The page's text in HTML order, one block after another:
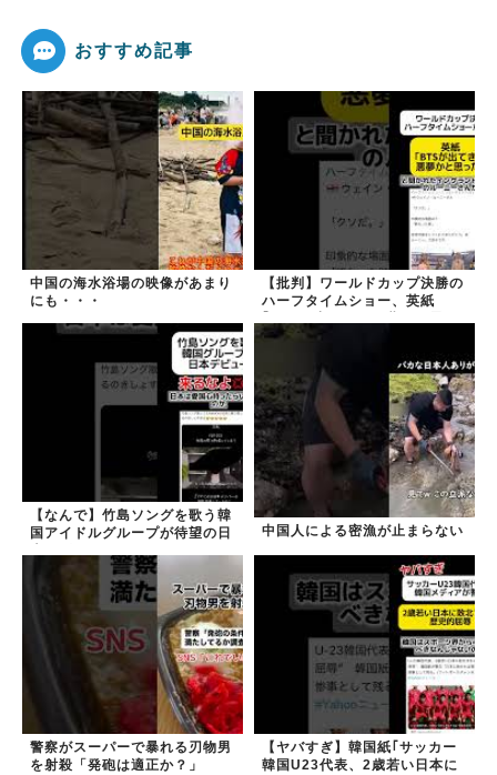
おすすめ記事
中国の海水浴場の映像があまり
にも・・・
【批判】ワールドカップ決勝の
ハーフタイムショー、英紙
た｣
【なんで】竹島ソングを歌う韓
国アイドルグループが待望の日
中国人による密漁が止まらない
警察がスーパーで暴れる刃物男
を射殺「発砲は適正か？」
【ヤバすぎ】韓国紙｢サッカー
韓国U23代表、2歳若い日本に